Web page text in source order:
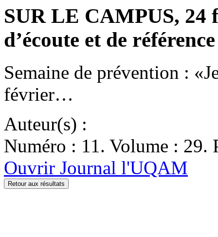
SUR LE CAMPUS, 24
d’écoute et de référence
Semaine de prévention :
février…
Auteur(s) :
Numéro : 11. Volume : 29.
Ouvrir Journal l'UQAM
Retour aux résultats